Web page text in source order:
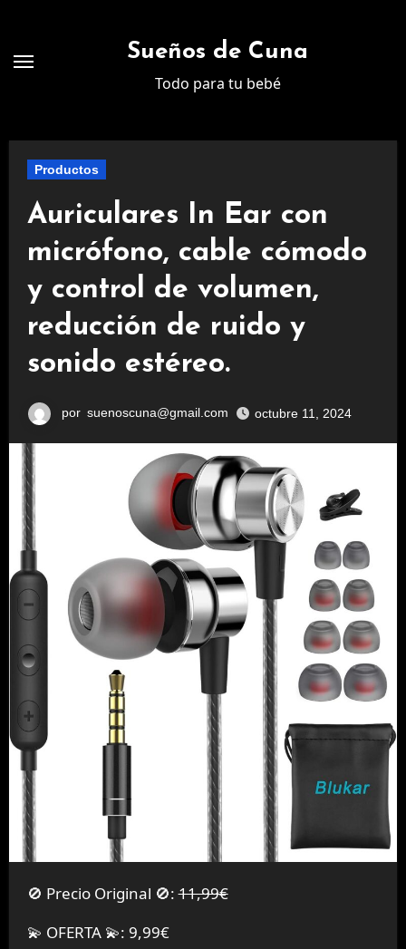
contenido
Sueños de Cuna
Todo para tu bebé
Productos
Auriculares In Ear con
micrófono, cable cómodo
y control de volumen,
reducción de ruido y
sonido estéreo.
por suenoscuna@gmail.com octubre 11, 2024
🚫 Precio Original 🚫:11,99€
💫 OFERTA 💫: 9,99€